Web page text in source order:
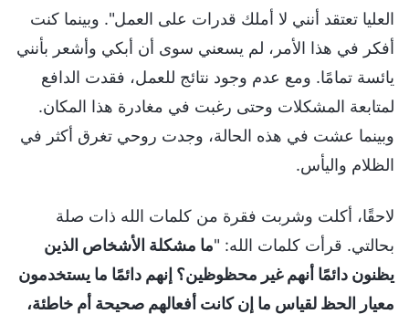
العليا تعتقد أنني لا أملك قدرات على العمل". وبينما كنت
أفكر في هذا الأمر، لم يسعني سوى أن أبكي وأشعر بأنني
يائسة تمامًا. ومع عدم وجود نتائج للعمل، فقدت الدافع
لمتابعة المشكلات وحتى رغبت في مغادرة هذا المكان.
وبينما عشت في هذه الحالة، وجدت روحي تغرق أكثر في
الظلام واليأس.
لاحقًا، أكلت وشربت فقرة من كلمات الله ذات صلة
بحالتي. قرأت كلمات الله: "ما مشكلة الأشخاص الذين
يظنون دائمًا أنهم غير محظوظين؟ إنهم دائمًا ما يستخدمون
معيار الحظ لقياس ما إن كانت أفعالهم صحيحة أم خاطئة،